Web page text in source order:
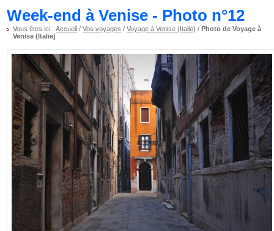
Week-end à Venise - Photo n°12
Vous êtes ici :Accueil /Vos voyages /Voyage à Venise (Italie) /Photo de Voyage à
Venise (Italie)